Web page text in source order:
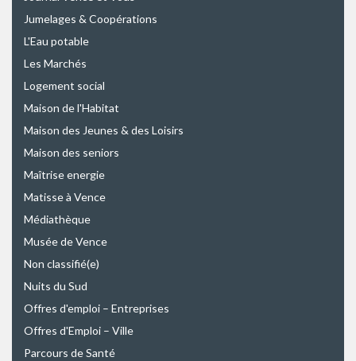
Jumelages & Coopérations
L'Eau potable
Les Marchés
Logement social
Maison de l'Habitat
Maison des Jeunes & des Loisirs
Maison des seniors
Maîtrise energie
Matisse à Vence
Médiathèque
Musée de Vence
Non classifié(e)
Nuits du Sud
Offres d'emploi – Entreprises
Offres d'Emploi – Ville
Parcours de Santé